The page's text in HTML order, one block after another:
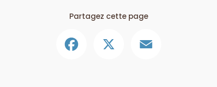
Partagez cette page